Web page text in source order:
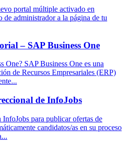
portal múltiple activado en
de administrador a la página de tu
– SAP Business One
One? SAP Business One es una
de Recursos Empresariales (ERP)
de InfoJobs
para publicar ofertas de
candidatos/as en su proceso